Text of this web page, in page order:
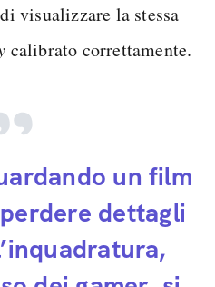
visualizzare la stessa
calibrato correttamente.
un film
dettagli